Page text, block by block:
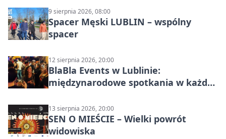
9 sierpnia 2026, 08:00
Spacer Męski LUBLIN – wspólny
spacer
12 sierpnia 2026, 20:00
BlaBla Events w Lublinie:
międzynarodowe spotkania w każdą
13 sierpnia 2026, 20:00
SEN O MIEŚCIE – Wielki powrót
widowiska